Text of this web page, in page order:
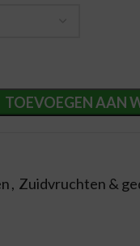
TOEVOEGEN AAN
, Zuidvruchten &